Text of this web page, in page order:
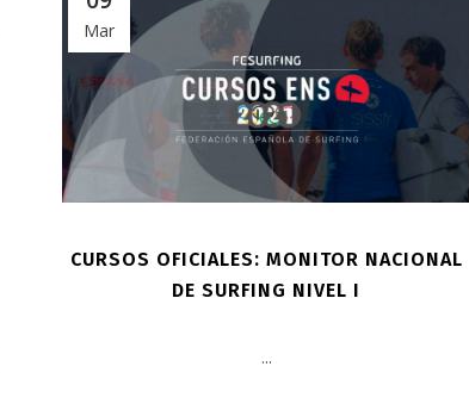
Mar
CURSOS OFICIALES: MONITOR NACIONAL
DE SURFING NIVEL I
...